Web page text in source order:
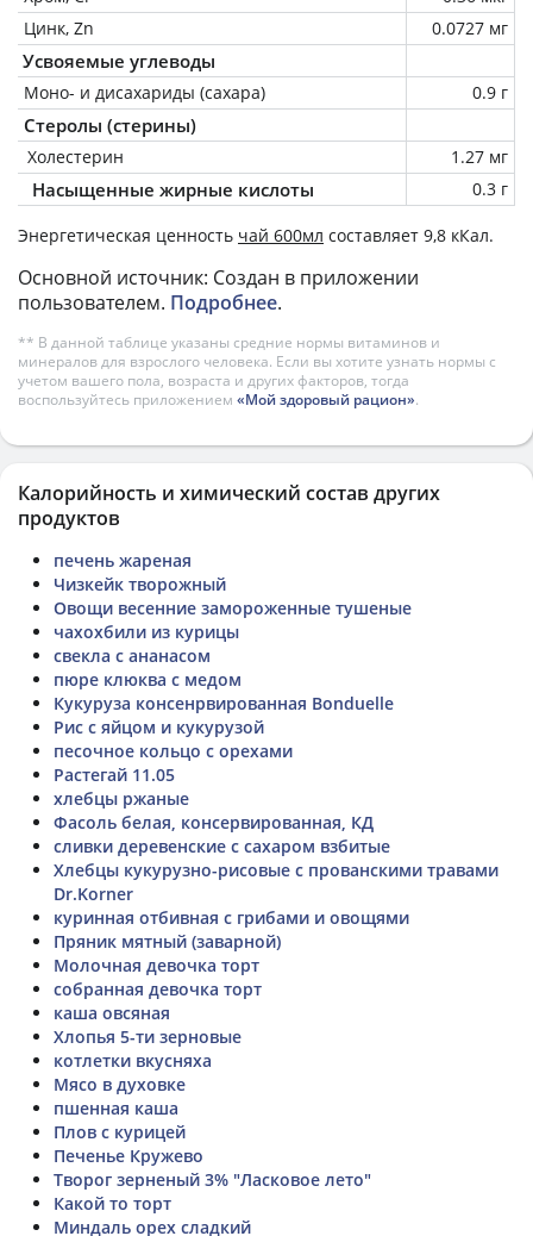
Цинк, Zn
0.0727 мг
Усвояемые углеводы
Моно- и дисахариды (сахара) 0.9 г
Стеролы (стерины)
Холестерин 1.27 мг
Насыщенные жирные кислоты 0.3 г
Энергетическая ценность чай 600мл составляет 9,8 кКал.
Основной источник: Создан в приложении
пользователем. Подробнее.
** В данной таблице указаны средние нормы витаминов и
минералов для взрослого человека. Если вы хотите узнать нормы с
учетом вашего пола, возраста и других факторов, тогда
воспользуйтесь приложением «Мой здоровый рацион».
Калорийность и химический состав других
продуктов
печень жареная
Чизкейк творожный
Овощи весенние замороженные тушеные
чахохбили из курицы
свекла с ананасом
пюре клюква с медом
Кукуруза консенрвированная Bonduelle
Рис с яйцом и кукурузой
песочное кольцо с орехами
Растегай 11.05
хлебцы ржаные
Фасоль белая, консервированная, КД
сливки деревенские с сахаром взбитые
Хлебцы кукурузно-рисовые с прованскими травами
Dr.Korner
куринная отбивная с грибами и овощями
Пряник мятный (заварной)
Молочная девочка торт
собранная девочка торт
каша овсяная
Хлопья 5-ти зерновые
котлетки вкусняха
Мясо в духовке
пшенная каша
Плов с курицей
Печенье Кружево
Творог зерненый 3% "Ласковое лето"
Какой то торт
Миндаль орех сладкий